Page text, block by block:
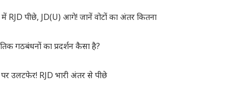
पीछे, JD(U) आगे! जानें वोटों का अंतर कितना
गठबंधनों का प्रदर्शन कैसा है?
उलटफेर! RJD भारी अंतर से पीछे